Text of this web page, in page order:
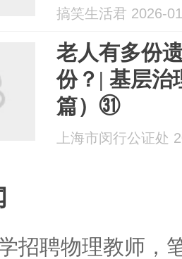
搞笑生活君 2026-
老人有多份
份？| 基层治
篇）㉛
上海市闵行公证处
招聘物理教师，